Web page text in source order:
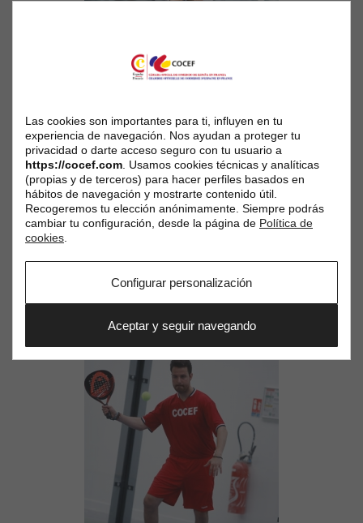
Las cookies son importantes para ti, influyen en tu
experiencia de navegación. Nos ayudan a proteger tu
privacidad o darte acceso seguro con tu usuario a
https://cocef.com. Usamos cookies técnicas y analíticas
(propias y de terceros) para hacer perfiles basados en
hábitos de navegación y mostrarte contenido útil.
Recogeremos tu elección anónimamente. Siempre podrás
cambiar tu configuración, desde la página de Política de
cookies.
Configurar personalización
Aceptar y seguir navegando